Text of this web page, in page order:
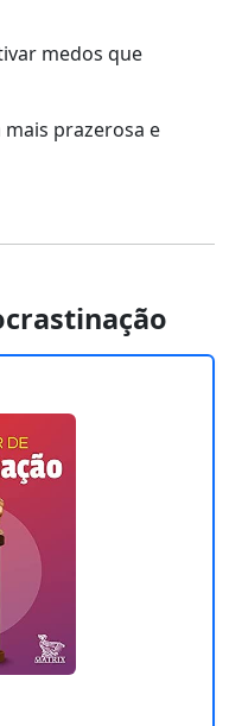
medos que
prazerosa e